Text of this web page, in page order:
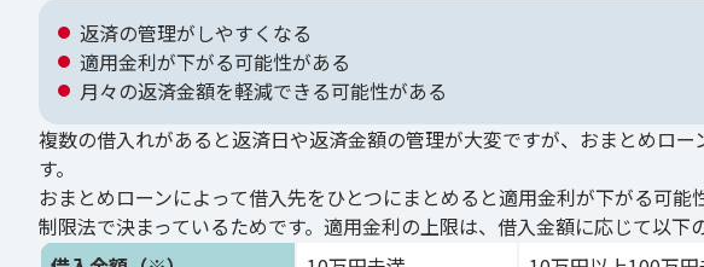
返済の管理がしやすくなる
適用金利が下がる可能性がある
月々の返済金額を軽減できる可能性がある
複数の借入れがあると返済日や返済金額の管理が大変ですが、おまとめロ
す。
おまとめローンによって借入先をひとつにまとめると適用金利が下がる可
制限法で決まっているためです。適用金利の上限は、借入金額に応じて以下